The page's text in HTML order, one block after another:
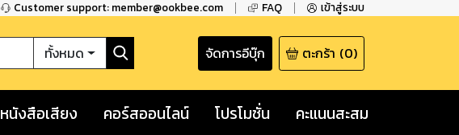
Customer support: member@ookbee.com FAQ เข้าสู่ระบบ
ทั้งหมด จัดการอีบุ๊ก ตะกร้า (0)
หนังสือเสียง คอร์สออนไลน์ โปรโมชั่น คะแนนสะสม